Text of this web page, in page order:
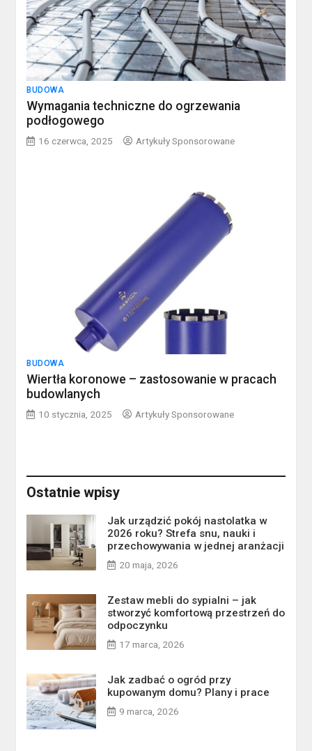
BUDOWA
Wymagania techniczne do ogrzewania
podłogowego
16 czerwca, 2025 Artykuły Sponsorowane
BUDOWA
Wiertła koronowe – zastosowanie w pracach
budowlanych
10 stycznia, 2025 Artykuły Sponsorowane
Ostatnie wpisy
Jak urządzić pokój nastolatka w
2026 roku? Strefa snu, nauki i
przechowywania w jednej aranżacji
20 maja, 2026
Zestaw mebli do sypialni – jak
stworzyć komfortową przestrzeń do
odpoczynku
17 marca, 2026
Jak zadbać o ogród przy
kupowanym domu? Plany i prace
9 marca, 2026